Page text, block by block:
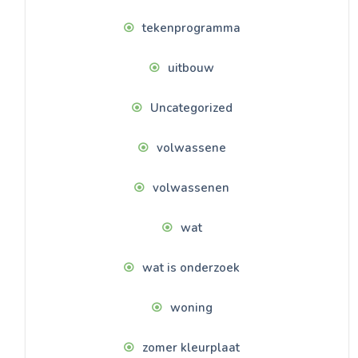
tekenprogramma
uitbouw
Uncategorized
volwassene
volwassenen
wat
wat is onderzoek
woning
zomer kleurplaat